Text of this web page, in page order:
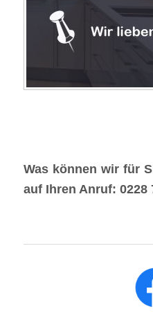
Was können wir für
auf Ihren Anruf: 0228